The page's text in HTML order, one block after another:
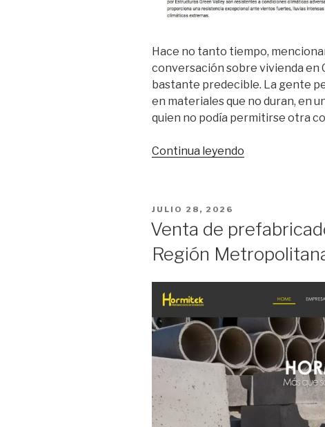
Hace no tanto tiempo,
conversación sobre vivienda en
bastante predecible. La gente
en materiales que no duran, en
quien no podía permitirse otra
Continua leyendo
par
tu
primera
o
segunds
vivivenda”
POSTED
ON
JULIO 28, 2026
Venta de
Región